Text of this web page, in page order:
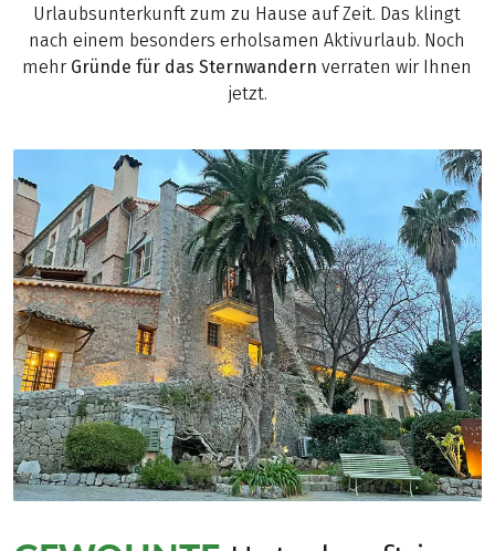
Urlaubsunterkunft zum zu Hause auf Zeit. Das klingt
nach einem besonders erholsamen Aktivurlaub. Noch
mehr Gründe für das Sternwandern verraten wir Ihnen
jetzt.